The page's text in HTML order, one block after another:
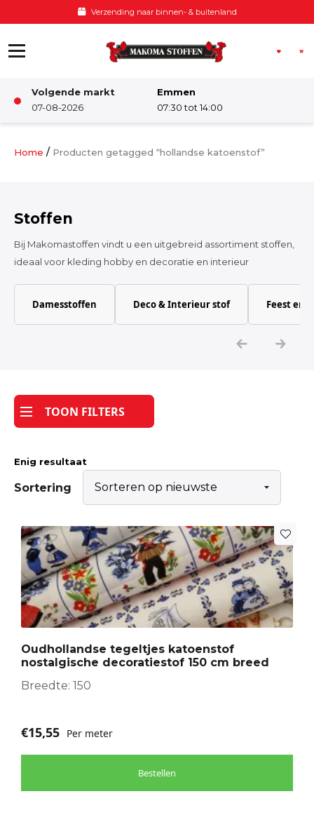
naar binnen- & buitenland
Volgende markt
07-08-2026
Emmen
07:30 tot 14:00
Damesstoffen
Katoen
Tijdpakker stof
Home / Producten getagged “hollandse katoenstof”
Stoffen
Bij Makomastoffen vindt u een uitgebreid assortiment stoffen,
ideaal voor kleding hobby en decoratie en interieur
Damesstoffen Deco & Interieur stof Feest en
TOON FILTERS
Enig resultaat
Sortering
Oudhollandse tegeltjes katoenstof
nostalgische decoratiestof 150 cm breed
Breedte: 150
€15,55 Per meter
Bestellen
Dit
product
heeft
meerdere
variaties.
Deze
kan
gekozen
worden
productpagina